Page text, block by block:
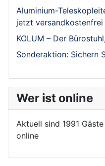
Aluminium-
jetzt versandkostenfrei
KOLUM – Der
Sonderaktion: Sichern
Wer ist online
Aktuell sind 1991
online